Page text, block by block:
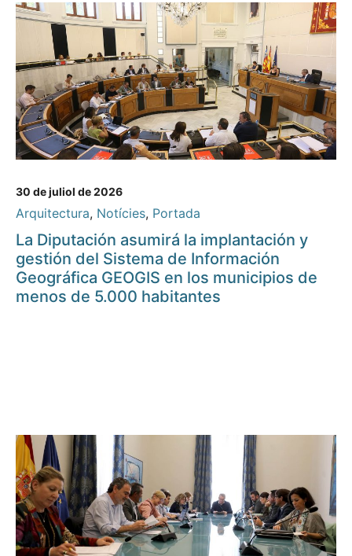
30 de juliol de 2026
Arquitectura, Notícies, Portada
La Diputación asumirá la implantación y
gestión del Sistema de Información
Geográfica GEOGIS en los municipios de
menos de 5.000 habitantes